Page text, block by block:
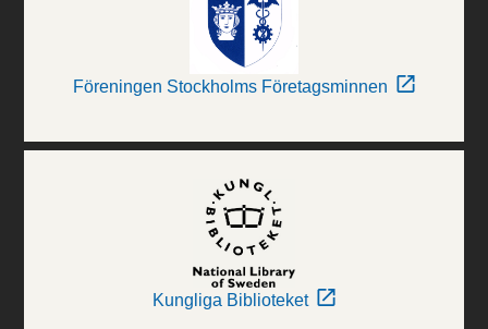
Föreningen Stockholms Företagsminnen
Kungliga Biblioteket